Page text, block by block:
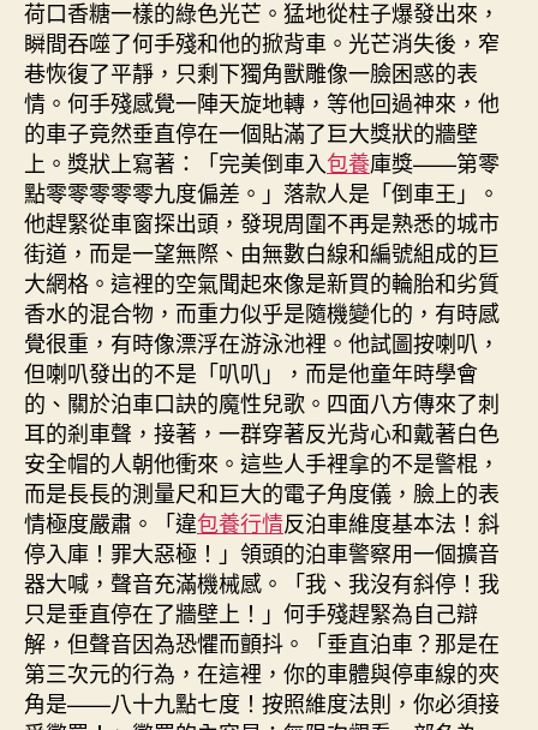
荷口香糖一樣的綠色光芒。猛地從柱子爆發出來，
瞬間吞噬了何手殘和他的掀背車。光芒消失後，窄
巷恢復了平靜，只剩下獨角獸雕像一臉困惑的表
情。何手殘感覺一陣天旋地轉，等他回過神來，他
的車子竟然垂直停在一個貼滿了巨大獎狀的牆壁
上。獎狀上寫著：「完美倒車入包養庫獎——第零
點零零零零零九度偏差。」落款人是「倒車王」。
他趕緊從車窗探出頭，發現周圍不再是熟悉的城市
街道，而是一望無際、由無數白線和編號組成的巨
大網格。這裡的空氣聞起來像是新買的輪胎和劣質
香水的混合物，而重力似乎是隨機變化的，有時感
覺很重，有時像漂浮在游泳池裡。他試圖按喇叭，
但喇叭發出的不是「叭叭」，而是他童年時學會
的、關於泊車口訣的魔性兒歌。四面八方傳來了刺
耳的剎車聲，接著，一群穿著反光背心和戴著白色
安全帽的人朝他衝來。這些人手裡拿的不是警棍，
而是長長的測量尺和巨大的電子角度儀，臉上的表
情極度嚴肅。「違包養行情反泊車維度基本法！斜
停入庫！罪大惡極！」領頭的泊車警察用一個擴音
器大喊，聲音充滿機械感。「我、我沒有斜停！我
只是垂直停在了牆壁上！」何手殘趕緊為自己辯
解，但聲音因為恐懼而顫抖。「垂直泊車？那是在
第三次元的行為，在這裡，你的車體與停車線的夾
角是——八十九點七度！按照維度法則，你必須接